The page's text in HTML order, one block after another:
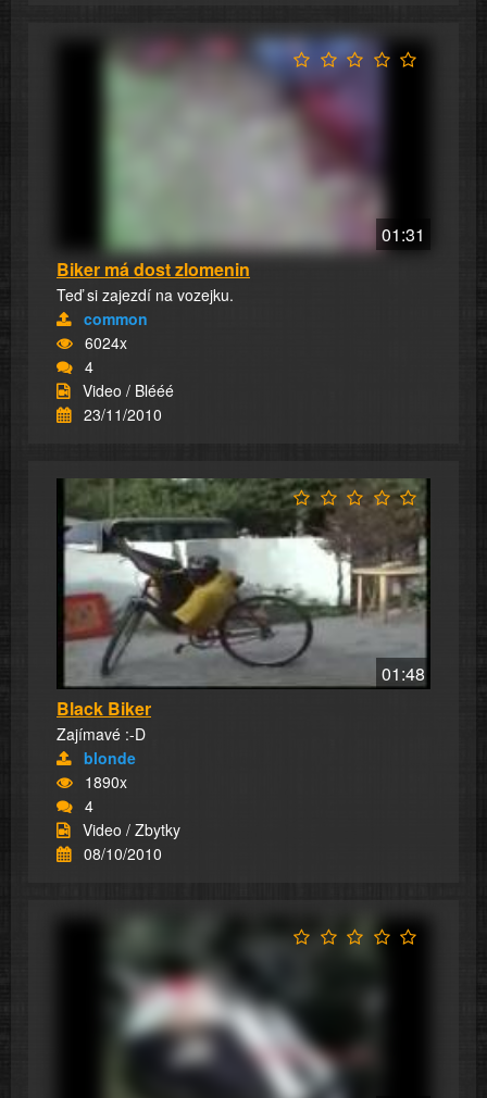
01:31
Biker má dost zlomenin
Teď si zajezdí na vozejku.
common
6024x
4
Video / Blééé
23/11/2010
01:48
Black Biker
Zajímavé :-D
blonde
1890x
4
Video / Zbytky
08/10/2010